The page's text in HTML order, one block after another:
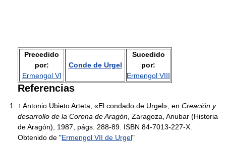
Precedido
por:
Ermengol VI
Conde de Urgel
Sucedido
por:
Ermengol VIII
Referencias
↑ Antonio Ubieto Arteta, «El condado de Urgel», en Creación y
desarrollo de la Corona de Aragón , Zaragoza, Anubar (Historia
de Aragón), 1987, págs. 288-89. ISBN 84-7013-227-X.
Obtenido de "Ermengol VII de Urgel"